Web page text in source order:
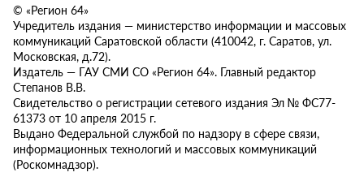
© «Регион 64»
Учредитель издания — министерство информации и массовых
коммуникаций Саратовской области (410042, г. Саратов, ул.
Московская, д.72).
Издатель — ГАУ СМИ СО «Регион 64». Главный редактор
Степанов В.В.
Свидетельство о регистрации сетевого издания Эл № ФС77-
61373 от 10 апреля 2015 г.
Выдано Федеральной службой по надзору в сфере связи,
информационных технологий и массовых коммуникаций
(Роскомнадзор).